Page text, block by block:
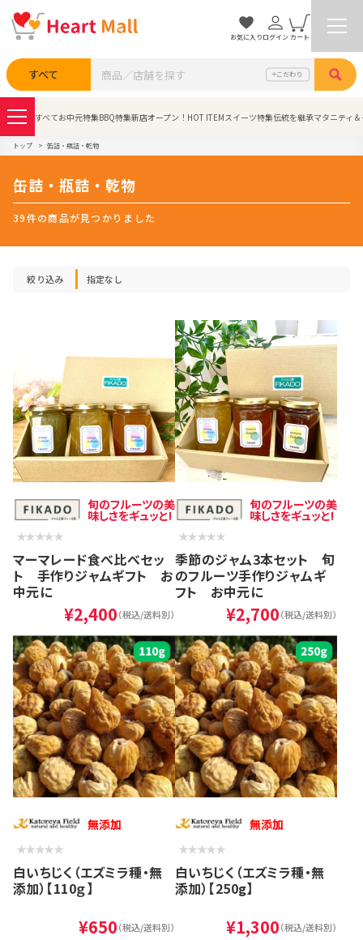
すべて こだわり
お気に入りログイン カート
すべてお中元特集BBQ特集新店オープン！ HOT ITEM スイーツ特集伝統を継承マタニティ
トップ 缶詰・瓶詰・乾物
缶詰・瓶詰・乾物
39件の商品が見つかりました
絞り込み 指定なし
旬のフルーツの美
味しさをギュッと!
マーマレード食べ比べセッ
ト 手作りジャムギフト お
中元に
¥2,400（税込/送料別）
旬のフルーツの美
味しさをギュッと!
季節のジャム3本セット 旬
のフルーツ手作りジャムギ
フト お中元に
¥2,700（税込/送料別）
無添加
白いちじく（エズミラ種・無
添加）【110ｇ】
¥650（税込/送料別）
無添加
白いちじく（エズミラ種・無
添加）【250g】
¥1,300（税込/送料別）